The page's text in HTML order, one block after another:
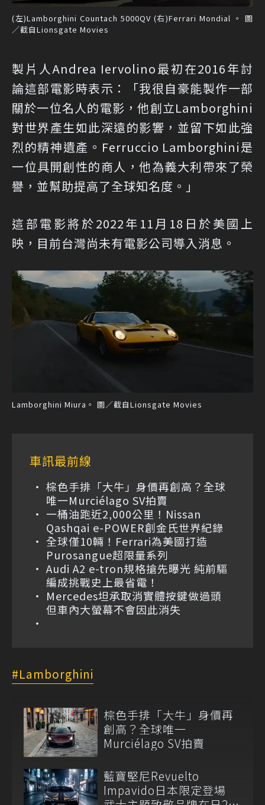
(左)Lamborghini Countach 5000QV (右)Ferrari Mondial 。 圖
／截自Lionsgate Movies
製片人Andrea Iervolino最初在2016年討
論這部電影時表示：「我很自豪能製作一部
關於一位名人的電影，他創立Lamborghini
對世界產生如此深遠的影響，並留下如此強
烈的精神遺產。Ferruccio Lamborghini是
一位具開創性的商人，他為義大利帶來了榮
譽，並幫助提高了全球知名度。」
這部電影將於2022年11月18日於美國上
映，目前台灣尚未有電影公司導入消息。
Lamborghini Miura。 圖／截自Lionsgate Movies
車訊最前線
棕色手排「大牛」身價再創高？全球
唯一Murciélago SV拍賣
一桶油跑近2,000公里！Nissan
Qashqai e-POWER創金氏世界紀錄
全球僅10輛！Ferrari為美國打造
Purosangue超限量系列
Audi A2 e-tron規格搶先曝光 純前驅
編成挑戰史上最省電！
Mercedes坦承取消實體按鍵做過頭
但車內大螢幕不會因此消失
Lamborghini
棕色手排「大牛」身價再
創高？全球唯一
Murciélago SV拍賣
藍寶堅尼Revuelto
Impavido日本限定登場